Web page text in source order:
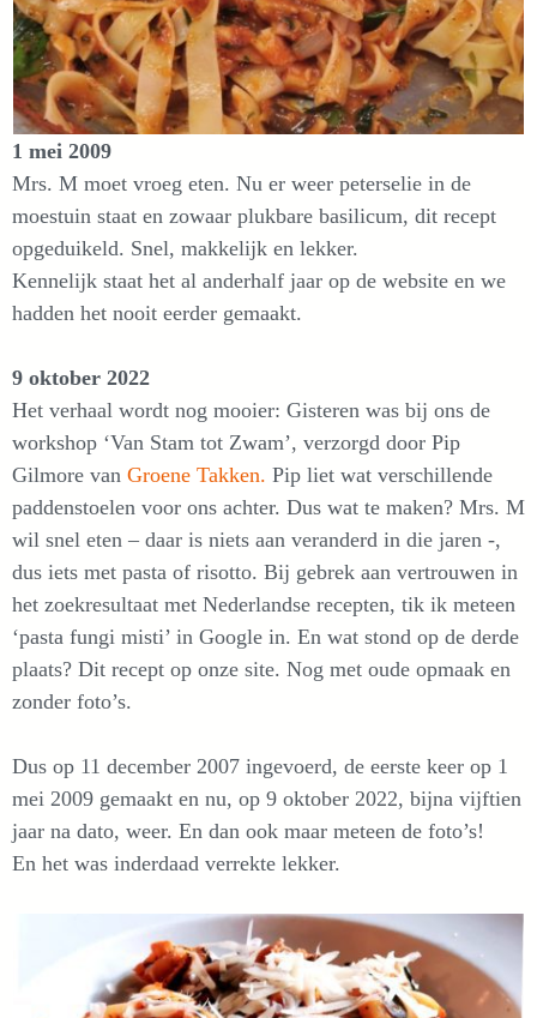
1 mei 2009
Mrs. M moet vroeg eten. Nu er weer peterselie in de
moestuin staat en zowaar plukbare basilicum, dit recept
opgeduikeld. Snel, makkelijk en lekker.
Kennelijk staat het al anderhalf jaar op de website en we
hadden het nooit eerder gemaakt.
9 oktober 2022
Het verhaal wordt nog mooier: Gisteren was bij ons de
workshop ‘Van Stam tot Zwam’, verzorgd door Pip
Gilmore van Groene Takken. Pip liet wat verschillende
paddenstoelen voor ons achter. Dus wat te maken? Mrs. M
wil snel eten – daar is niets aan veranderd in die jaren -,
dus iets met pasta of risotto. Bij gebrek aan vertrouwen in
het zoekresultaat met Nederlandse recepten, tik ik meteen
‘pasta fungi misti’ in Google in. En wat stond op de derde
plaats? Dit recept op onze site. Nog met oude opmaak en
zonder foto’s.
Dus op 11 december 2007 ingevoerd, de eerste keer op 1
mei 2009 gemaakt en nu, op 9 oktober 2022, bijna vijftien
jaar na dato, weer. En dan ook maar meteen de foto’s!
En het was inderdaad verrekte lekker.